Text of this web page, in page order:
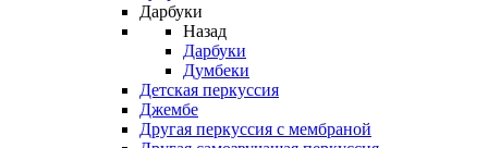
Дарбуки
Назад
Дарбуки
Думбеки
Детская перкуссия
Джембе
Другая перкуссия с мембраной